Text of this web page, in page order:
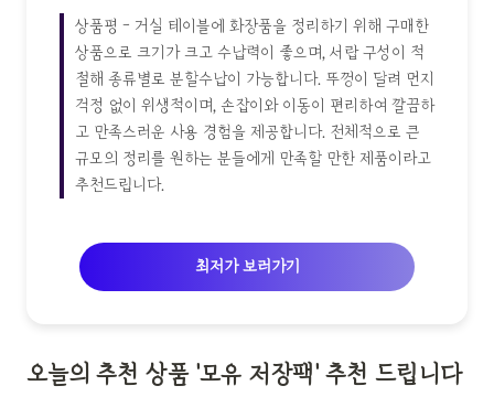
상품평 - 거실 테이블에 화장품을 정리하기 위해 구매한
상품으로 크기가 크고 수납력이 좋으며, 서랍 구성이 적
절해 종류별로 분할수납이 가능합니다. 뚜껑이 달려 먼지
걱정 없이 위생적이며, 손잡이와 이동이 편리하여 깔끔하
고 만족스러운 사용 경험을 제공합니다. 전체적으로 큰
규모의 정리를 원하는 분들에게 만족할 만한 제품이라고
추천드립니다.
최저가 보러가기
오늘의 추천 상품 '모유 저장팩' 추천 드립니다